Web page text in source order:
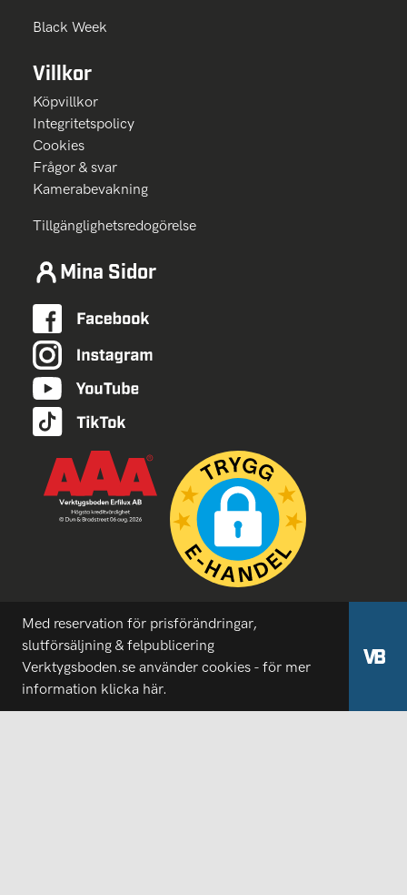
Black Week
Villkor
Köpvillkor
Integritetspolicy
Cookies
Frågor & svar
Kamerabevakning
Tillgänglighetsredogörelse
Mina Sidor
Med reservation för prisförändringar,
slutförsäljning & felpublicering
Verktygsboden.se använder cookies - för mer
information klicka här.